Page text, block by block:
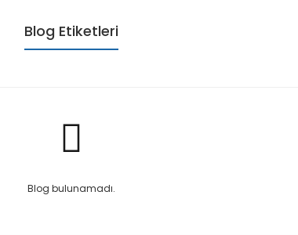
Blog Etiketleri
Blog bulunamadı.